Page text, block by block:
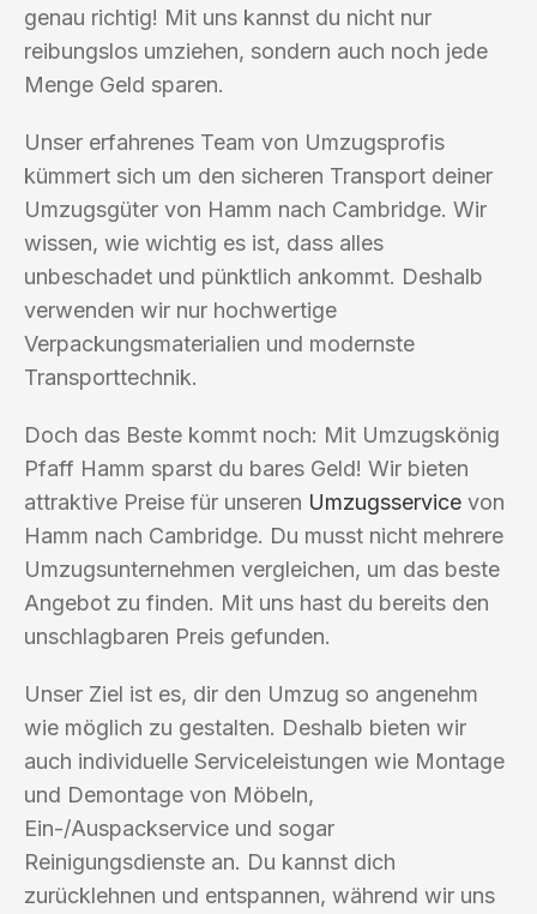
genau richtig! Mit uns kannst du nicht nur
reibungslos umziehen, sondern auch noch jede
Menge Geld sparen.
Unser erfahrenes Team von Umzugsprofis
kümmert sich um den sicheren Transport deiner
Umzugsgüter von Hamm nach Cambridge. Wir
wissen, wie wichtig es ist, dass alles
unbeschadet und pünktlich ankommt. Deshalb
verwenden wir nur hochwertige
Verpackungsmaterialien und modernste
Transporttechnik.
Doch das Beste kommt noch: Mit Umzugskönig
Pfaff Hamm sparst du bares Geld! Wir bieten
attraktive Preise für unseren Umzugsservice von
Hamm nach Cambridge. Du musst nicht mehrere
Umzugsunternehmen vergleichen, um das beste
Angebot zu finden. Mit uns hast du bereits den
unschlagbaren Preis gefunden.
Unser Ziel ist es, dir den Umzug so angenehm
wie möglich zu gestalten. Deshalb bieten wir
auch individuelle Serviceleistungen wie Montage
und Demontage von Möbeln,
Ein-/Auspackservice und sogar
Reinigungsdienste an. Du kannst dich
zurücklehnen und entspannen, während wir uns